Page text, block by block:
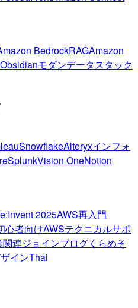
BedrockRAGAmazon
Obsidianモダンデータスタック
SnowflakeAlteryxインフォ
SplunkVision OneNotion
2025AWS再入門
心者向けAWSテクニカルサポ
関連ジョインブログくらめそ
インThai